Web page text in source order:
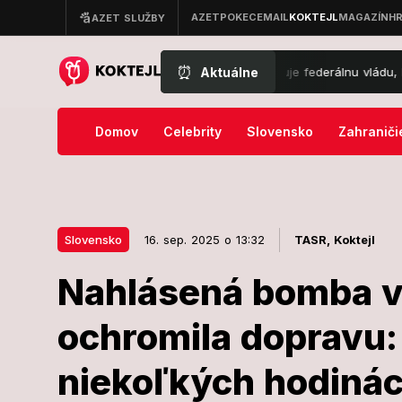
⏰ Aktuálne
Nový zvrat v kauze Epstein: Štát žaluje federálnu vládu, hovorí
Domov Celebrity Slovensko
Slovensko 16. sep. 2025 o 13:32 TASR, Koktejl
Nahlásená bomba
ochromila
niekoľkých
Nahlásená